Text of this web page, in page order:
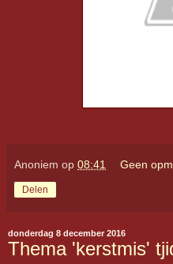
Anoniem op 08:41 Geen
Delen
donderdag 8 december 2016
Thema 'kerstmis'